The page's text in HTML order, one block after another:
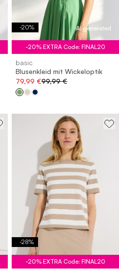
-20% AI generated
-20% EXTRA Code: FINAL20
basic
Blusenkleid mit Wickeloptik
79,99 €99,99 €
-28%
-20% EXTRA Code: FINAL20